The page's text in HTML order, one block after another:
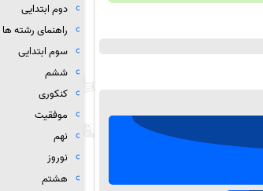
دوم ابتدایی
راهنمای رشته ها
سوم ابتدایی
ششم
کنکوری
موفقیت
نهم
نوروز
هشتم